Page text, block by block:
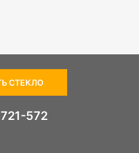
СТЕКЛО
721-572